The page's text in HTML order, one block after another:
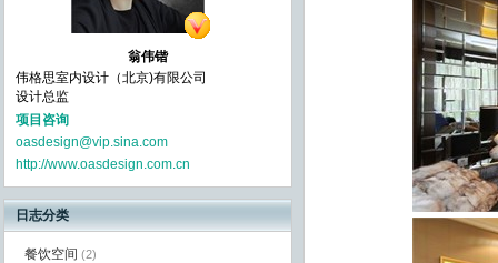
翁伟锴
伟格思室内设计（北京)有限公司
设计总监
项目咨询
oasdesign@vip.sina.com
http://www.oasdesign.com.cn
日志分类
餐饮空间 (2)